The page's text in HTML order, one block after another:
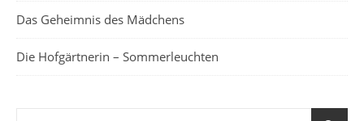
Das Geheimnis des Mädchens
Die Hofgärtnerin – Sommerleuchten